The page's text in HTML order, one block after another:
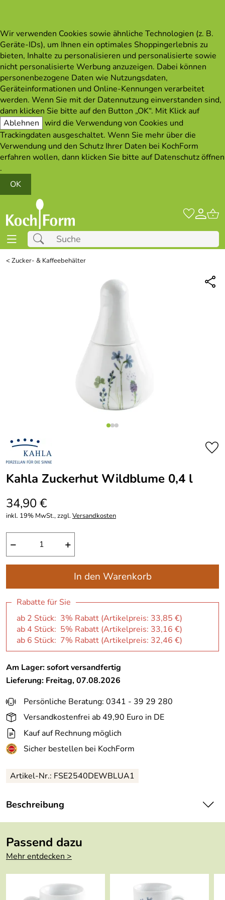
Wir verwenden Cookies sowie ähnliche Technologien (z. B.
Geräte-IDs), um Ihnen ein optimales Shoppingerlebnis zu
bieten, Inhalte zu personalisieren und personalisierte sowie
nicht personalisierte Werbung anzuzeigen. Dabei können
personenbezogene Daten wie Nutzungsdaten,
Geräteinformationen und Online-Kennungen verarbeitet
werden. Wenn Sie mit der Datennutzung einverstanden sind,
dann klicken Sie bitte auf den Button „OK“. Mit Klick auf
Ablehnen wird die Verwendung von Cookies und
Trackingdaten ausgeschaltet. Wenn Sie mehr über die
Verwendung und den Schutz Ihrer Daten bei KochForm
erfahren wollen, dann klicken Sie bitte aufDatenschutz öffnen
.
OK
<Zucker- & Kaffeebehälter
Kahla Zuckerhut Wildblume 0,4 l
34,90 €
inkl. 19% MwSt., zzgl.Versandkosten
− +
In den Warenkorb
Rabatte für Sie
ab 2 Stück: 3% Rabatt (Artikelpreis: 33,85 €)
ab 4 Stück: 5% Rabatt (Artikelpreis: 33,16 €)
ab 6 Stück: 7% Rabatt (Artikelpreis: 32,46 €)
Am Lager: sofort versandfertig
Lieferung: Freitag, 07.08.2026
Persönliche Beratung: 0341 - 39 29 280
Versandkostenfrei ab 49,90 Euro in DE
Kauf auf Rechnung möglich
Sicher bestellen bei KochForm
Artikel-Nr.: FSE2540DEWBLUA1
Beschreibung
Kahla Zuckerhut Wildblume 0,4 l. Zarte Zuckerdose von
Mit dem Dekor Wildblume aus dem Hause Kahla ist jeden
mit blauen Blumen – darunter eine
Schopftraubenhyazinthe und eine Kornblume - dezent
verzierte praktische und formschöne Zuckerhut eignet sich
Passend dazu
Mehr entdecken >